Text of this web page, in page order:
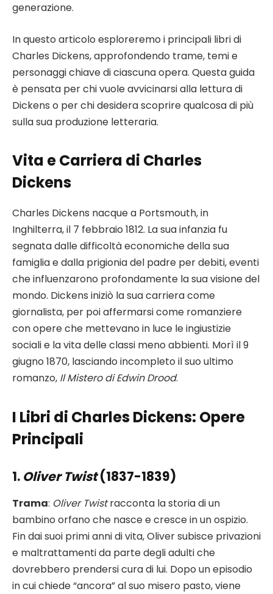
generazione.
In questo articolo esploreremo i principali libri di
Charles Dickens, approfondendo trame, temi e
personaggi chiave di ciascuna opera. Questa guida
è pensata per chi vuole avvicinarsi alla lettura di
Dickens o per chi desidera scoprire qualcosa di più
sulla sua produzione letteraria.
Vita e Carriera di Charles
Dickens
Charles Dickens nacque a Portsmouth, in
Inghilterra, il 7 febbraio 1812. La sua infanzia fu
segnata dalle difficoltà economiche della sua
famiglia e dalla prigionia del padre per debiti, eventi
che influenzarono profondamente la sua visione del
mondo. Dickens iniziò la sua carriera come
giornalista, per poi affermarsi come romanziere
con opere che mettevano in luce le ingiustizie
sociali e la vita delle classi meno abbienti. Morì il 9
giugno 1870, lasciando incompleto il suo ultimo
romanzo, Il Mistero di Edwin Drood.
I Libri di Charles Dickens: Opere
Principali
1. Oliver Twist(1837-1839)
Trama: Oliver Twistracconta la storia di un
bambino orfano che nasce e cresce in un ospizio.
Fin dai suoi primi anni di vita, Oliver subisce privazioni
e maltrattamenti da parte degli adulti che
dovrebbero prendersi cura di lui. Dopo un episodio
in cui chiede “ancora” al suo misero pasto, viene